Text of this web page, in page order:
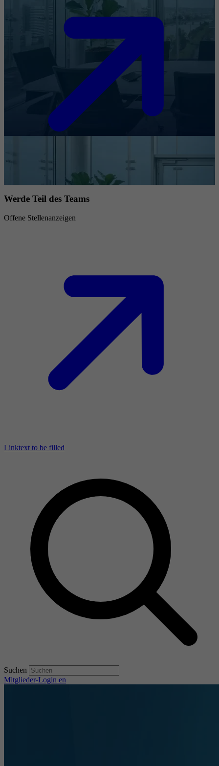
Werde Teil des Teams
Offene Stellenanzeigen
Linktext to be filled
Suchen
Mitglieder-Login en